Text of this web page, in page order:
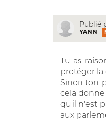
Publié
YANN
Tu as
protéger la
Sinon ton
cela
qu'il n'est
aux